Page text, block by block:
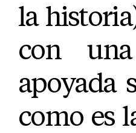
la
con
apoyada
como es